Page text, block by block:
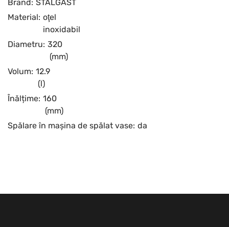
Brand: STALGAST
Material: oţel
inoxidabil
Diametru: 320
(mm)
Volum: 12.9
(l)
Înălțime: 160
(mm)
Spălare în mașina de spălat vase: da